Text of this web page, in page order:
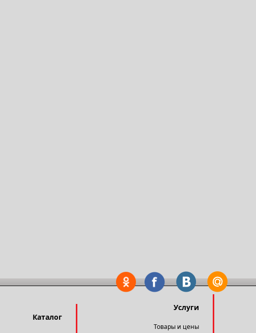
Каталог
Услуги
Товары и цены